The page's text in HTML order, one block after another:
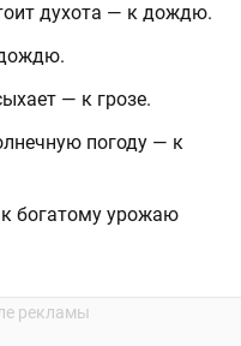
духота — к дождю.
— к грозе.
погоду — к
богатому урожаю